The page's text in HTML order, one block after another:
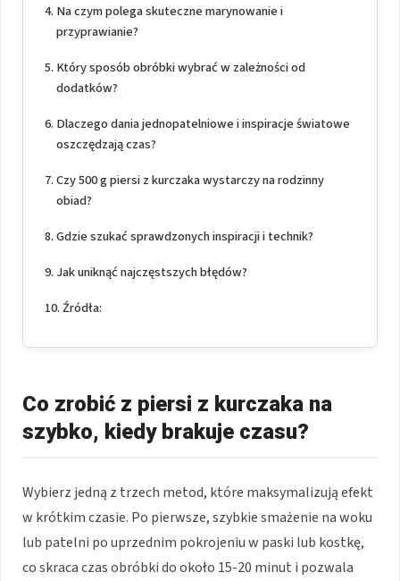
Na czym polega skuteczne marynowanie i
przyprawianie?
Który sposób obróbki wybrać w zależności od
dodatków?
Dlaczego dania jednopatelniowe i inspiracje światowe
oszczędzają czas?
Czy 500 g piersi z kurczaka wystarczy na rodzinny
obiad?
Gdzie szukać sprawdzonych inspiracji i technik?
Jak uniknąć najczęstszych błędów?
Źródła:
Co zrobić z piersi z kurczaka na
szybko, kiedy brakuje czasu?
Wybierz jedną z trzech metod, które maksymalizują efekt
w krótkim czasie. Po pierwsze, szybkie smażenie na woku
lub patelni po uprzednim pokrojeniu w paski lub kostkę,
co skraca czas obróbki do około 15-20 minut i pozwala